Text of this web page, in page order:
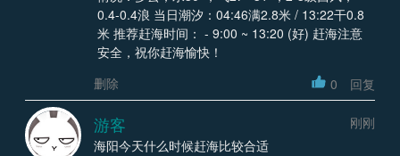
0.4-0.4浪 当日潮汐：04:46满2.8米 / 13:22干0.8
米 推荐赶海时间： - 9:00 ~ 13:20 (好) 赶海注意
安全，祝你赶海愉快！
删除
0 回复
游客
刚刚
海阳今天什么时候赶海比较合适